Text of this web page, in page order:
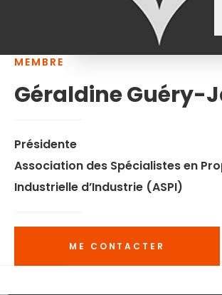
MEMBRE
GéraldineGuéry-
Présidente
Association des Spécialistes en
Industrielle d’Industrie (ASPI)
ME CONTACTER